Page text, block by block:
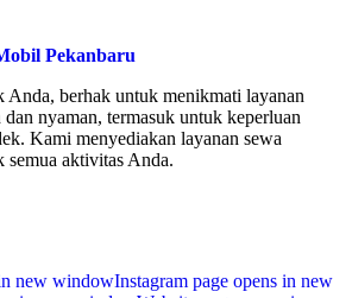
Pekanbaru
Anda, berhak untuk menikmati layanan
nyaman, termasuk untuk keperluan
Kami menyediakan layanan sewa
semua aktivitas Anda.
new windowInstagram page opens in new